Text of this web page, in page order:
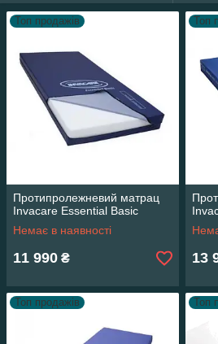
Топ продажів
Протипролежневий матрац
Invacare Essential Basic
Немає в наявності
11 990 ₴
Топ
13
Топ продажів Топ